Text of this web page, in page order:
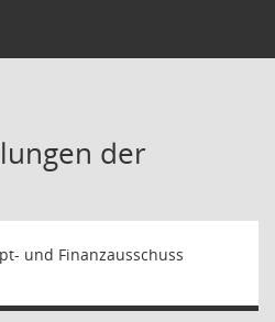
der
und Finanzausschuss